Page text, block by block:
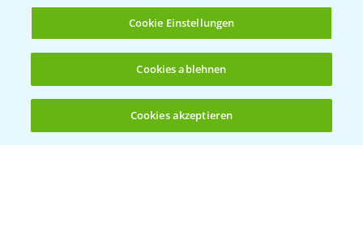
Allgemeine Nutzungsbedingungen
Datenschutzerklärung
Cookie Einstellungen
Cookies ablehnen
Cookies akzeptieren